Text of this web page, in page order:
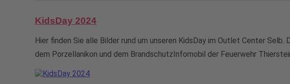
KidsDay 2024
Hier finden Sie alle Bilder rund um unseren KidsDay im Outlet Center
dem Porzellanikon und dem BrandschutzInfomobil der Feuerwehr